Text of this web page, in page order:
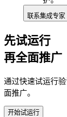
联系集成专家
先试运行
再全面推广
通过快速试运行
面推广。
开始试运行